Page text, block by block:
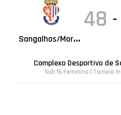
S
angalhos/Moreira
48 -
Complexo Desportivo de
Sub 16 Feminino | Torneio